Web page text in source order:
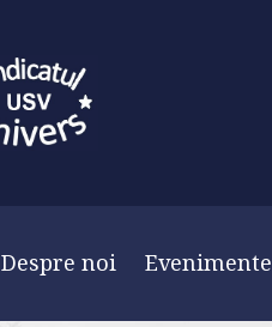
Despre noi Evenimente